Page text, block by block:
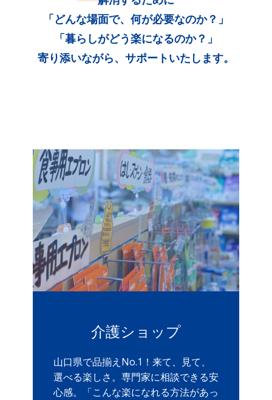
「どんな場面で、何が必要なのか？」
「暮らしがどう楽になるのか？」
寄り添いながら、サポートいたします。
介護ショップ
山口県で品揃えNo.1！来て、見て、
選べる楽しさ。専門家に相談できる安
心感。「こんな楽になれる方法があっ